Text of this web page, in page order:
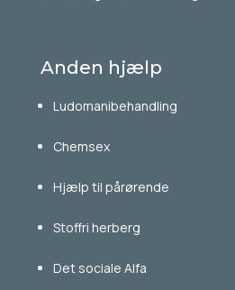
Anden hjælp
Ludomanibehandling
Chemsex
Hjælp til pårørende
Stoffri herberg
Det sociale Alfa